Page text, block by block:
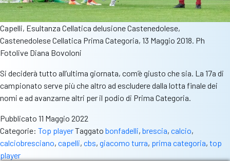
Capelli, Esultanza Cellatica delusione Castenedolese,
Castenedolese Cellatica Prima Categoria, 13 Maggio 2018. Ph
Fotolive Diana Bovoloni
Si deciderà tutto all’ultima giornata, com’è giusto che sia. La 17a di
campionato serve più che altro ad escludere dalla lotta finale dei
nomi e ad avanzarne altri per il podio di Prima Categoria.
Pubblicato 11 Maggio 2022
Categorie: Top playerTaggato bonfadelli, brescia, calcio,
calciobresciano, capelli, cbs, giacomo turra, prima categoria, top
player